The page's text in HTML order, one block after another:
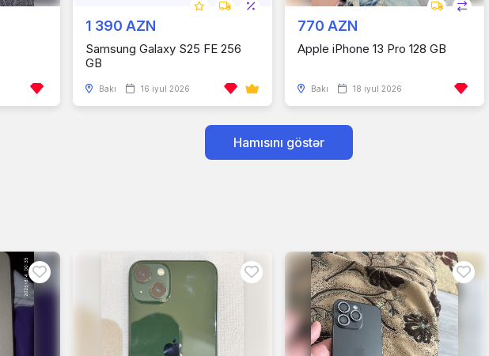
1 390 AZN
Samsung Galaxy S25 FE 256
GB
Bakı 16 iyul 2026
770 AZN
Apple iPhone 13 Pro 128 GB
Bakı 18 iyul 2026
Hamısını göstər